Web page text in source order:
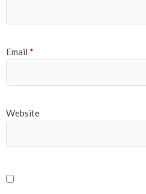
Email *
Website